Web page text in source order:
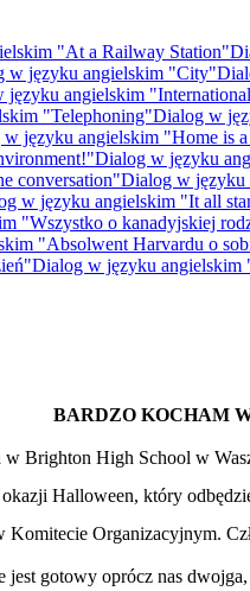
"At a Railway Station"
w języku angielskim "City"
języku angielskim
"Telephoning"Dialog w
języku angielskim "Home is
Dialog w języku
conversation"Dialog w języku
w języku angielskim "It all
"Wszystko o kanadyjskiej
"Absolwent Harvardu o
Dialog w języku angielskim
BARDZO KOCHAM
w Brighton High School w
Halloween, który
Komitecie Organizacyjnym.
jest gotowy oprócz nas